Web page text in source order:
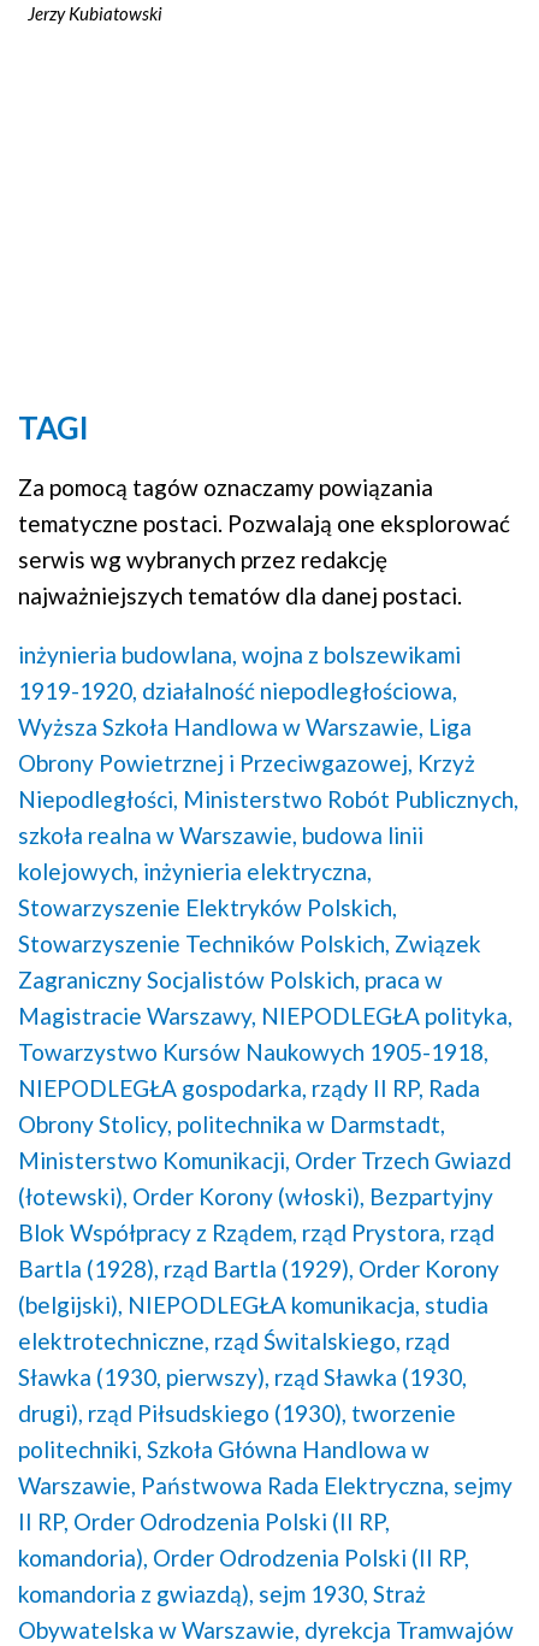
Jerzy Kubiatowski
TAGI
Za pomocą tagów oznaczamy powiązania
tematyczne postaci. Pozwalają one eksplorować
serwis wg wybranych przez redakcję
najważniejszych tematów dla danej postaci.
inżynieria budowlana, wojna z bolszewikami
1919-1920, działalność niepodległościowa,
Wyższa Szkoła Handlowa w Warszawie, Liga
Obrony Powietrznej i Przeciwgazowej, Krzyż
Niepodległości, Ministerstwo Robót Publicznych,
szkoła realna w Warszawie, budowa linii
kolejowych, inżynieria elektryczna,
Stowarzyszenie Elektryków Polskich,
Stowarzyszenie Techników Polskich, Związek
Zagraniczny Socjalistów Polskich, praca w
Magistracie Warszawy, NIEPODLEGŁA polityka,
Towarzystwo Kursów Naukowych 1905-1918,
NIEPODLEGŁA gospodarka, rządy II RP, Rada
Obrony Stolicy, politechnika w Darmstadt,
Ministerstwo Komunikacji, Order Trzech Gwiazd
(łotewski), Order Korony (włoski), Bezpartyjny
Blok Współpracy z Rządem, rząd Prystora, rząd
Bartla (1928), rząd Bartla (1929), Order Korony
(belgijski), NIEPODLEGŁA komunikacja, studia
elektrotechniczne, rząd Świtalskiego, rząd
Sławka (1930, pierwszy), rząd Sławka (1930,
drugi), rząd Piłsudskiego (1930), tworzenie
politechniki, Szkoła Główna Handlowa w
Warszawie, Państwowa Rada Elektryczna, sejmy
II RP, Order Odrodzenia Polski (II RP,
komandoria), Order Odrodzenia Polski (II RP,
komandoria z gwiazdą), sejm 1930, Straż
Obywatelska w Warszawie, dyrekcja Tramwajów